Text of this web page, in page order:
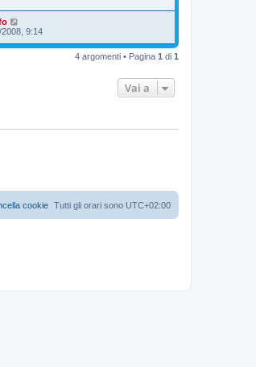
2008, 9:14
4 argomenti • Pagina 1 di 1
Vai a
Tutti gli orari sono UTC+02:00
cookie